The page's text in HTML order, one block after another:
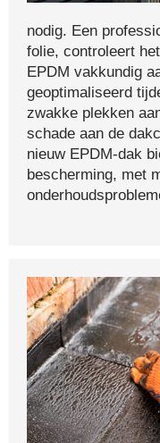
nodig. Een
folie, controleert
EPDM vakkundig
geoptimaliseerd
zwakke plekken
schade aan de
nieuw EPDM-dak
bescherming, met